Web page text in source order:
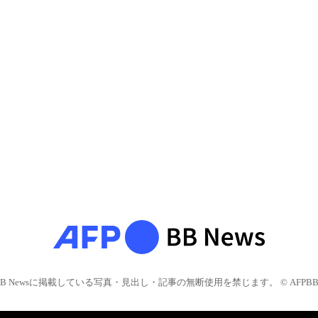
Newsに掲載している写真・見出し・記事の無断使用を禁じます。 © AFPBB